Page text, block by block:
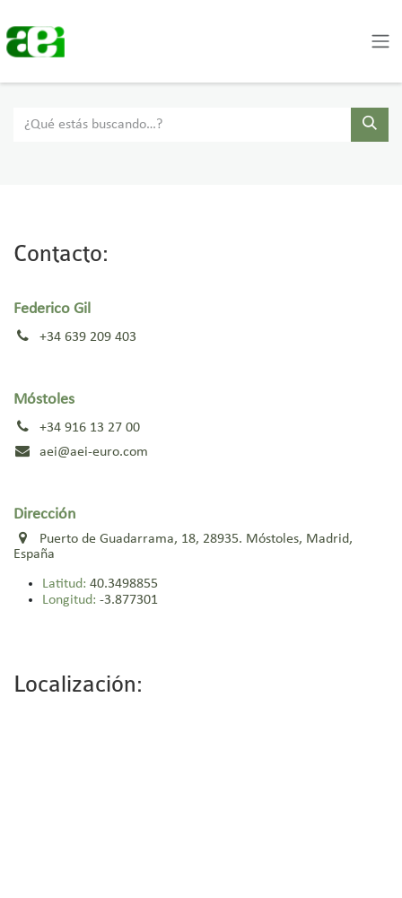
Contacto:
Federico Gil
+34 639 209 403
Móstoles
+34 916 13 27 00
aei@aei-euro.com
Dirección
Puerto de Guadarrama, 18, 28935. Móstoles, Madrid,
España
Latitud: 40.3498855
Longitud: -3.877301
Localización: